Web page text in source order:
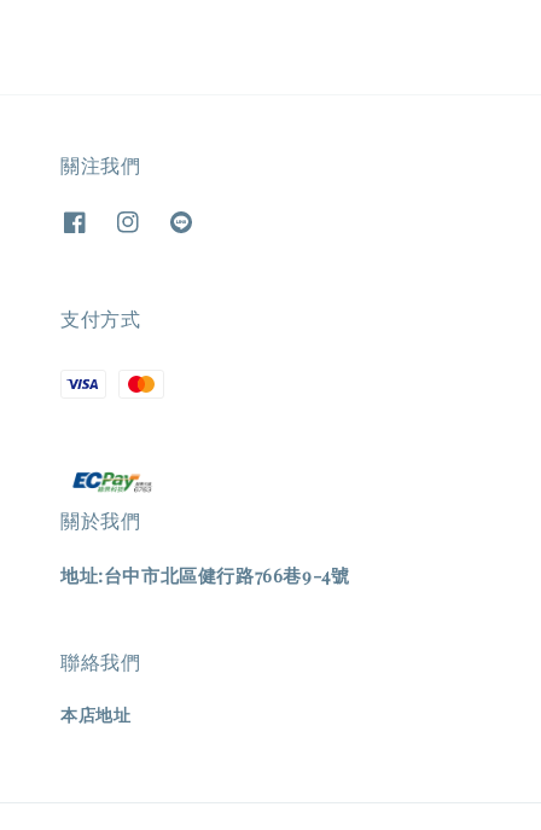
關注我們
支付方式
關於我們
地址:台中市北區健行路766巷9-4號
聯絡我們
本店地址